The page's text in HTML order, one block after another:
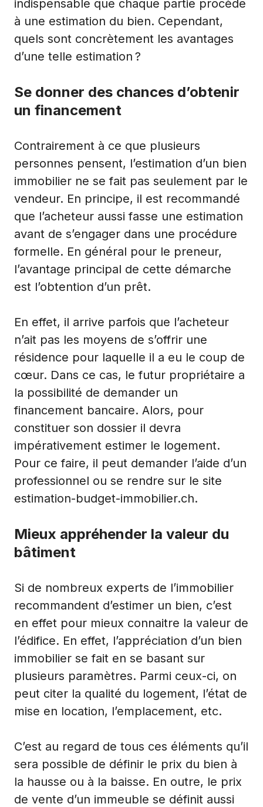
indispensable que chaque partie procède
à une estimation du bien. Cependant,
quels sont concrètement les avantages
d’une telle estimation ?
Se donner des chances d’obtenir
un financement
Contrairement à ce que plusieurs
personnes pensent, l’estimation d’un bien
immobilier ne se fait pas seulement par le
vendeur. En principe, il est recommandé
que l’acheteur aussi fasse une estimation
avant de s’engager dans une procédure
formelle. En général pour le preneur,
l’avantage principal de cette démarche
est l’obtention d’un prêt.
En effet, il arrive parfois que l’acheteur
n’ait pas les moyens de s’offrir une
résidence pour laquelle il a eu le coup de
cœur. Dans ce cas, le futur propriétaire a
la possibilité de demander un
financement bancaire. Alors, pour
constituer son dossier il devra
impérativement estimer le logement.
Pour ce faire, il peut demander l’aide d’un
professionnel ou se rendre sur le site
estimation-budget-immobilier.ch.
Mieux appréhender la valeur du
bâtiment
Si de nombreux experts de l’immobilier
recommandent d’estimer un bien, c’est
en effet pour mieux connaitre la valeur de
l’édifice. En effet, l’appréciation d’un bien
immobilier se fait en se basant sur
plusieurs paramètres. Parmi ceux-ci, on
peut citer la qualité du logement, l’état de
mise en location, l’emplacement, etc.
C’est au regard de tous ces éléments qu’il
sera possible de définir le prix du bien à
la hausse ou à la baisse. En outre, le prix
de vente d’un immeuble se définit aussi